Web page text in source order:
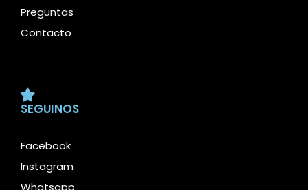
Preguntas
Contacto
SEGUINOS
Facebook
Instagram
Whatsapp